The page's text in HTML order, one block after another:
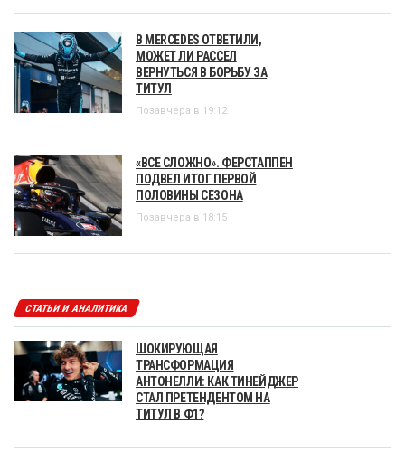
В MERCEDES ОТВЕТИЛИ,
МОЖЕТ ЛИ РАССЕЛ
ВЕРНУТЬСЯ В БОРЬБУ ЗА
ТИТУЛ
Позавчера в 19:12
«ВСЕ СЛОЖНО». ФЕРСТАППЕН
ПОДВЕЛ ИТОГ ПЕРВОЙ
ПОЛОВИНЫ СЕЗОНА
Позавчера в 18:15
СТАТЬИ И АНАЛИТИКА
ШОКИРУЮЩАЯ
ТРАНСФОРМАЦИЯ
АНТОНЕЛЛИ: КАК ТИНЕЙДЖЕР
СТАЛ ПРЕТЕНДЕНТОМ НА
ТИТУЛ В Ф1?